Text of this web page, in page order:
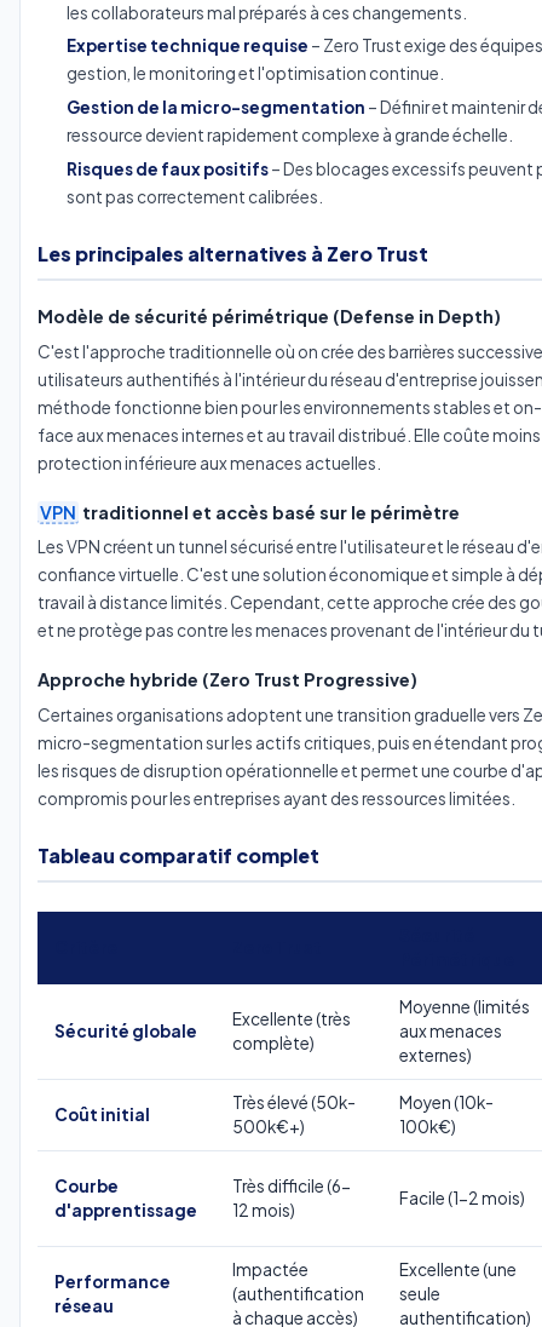
les collaborateurs mal préparés à ces changements.
Expertise technique requise – Zero Trust exige des
gestion, le monitoring et l'optimisation continue.
Gestion de la micro-segmentation – Définir et maintenir
ressource devient rapidement complexe à grande échelle.
Risques de faux positifs– Des blocages excessifs peuvent
sont pas correctement calibrées.
Les principales alternatives à Zero Trust
Modèle de sécurité périmétrique (Defense in Depth)
C'est l'approche traditionnelle où on crée des barrières
utilisateurs authentifiés à l'intérieur du réseau d'entreprise
méthode fonctionne bien pour les environnements stables et
face aux menaces internes et au travail distribué. Elle coûte
protection inférieure aux menaces actuelles.
VPN traditionnel et accès basé sur le périmètre
Les VPN créent un tunnel sécurisé entre l'utilisateur et le réseau
confiance virtuelle. C'est une solution économique et simple à
travail à distance limités. Cependant, cette approche crée des
et ne protège pas contre les menaces provenant de l'intérieur du
Approche hybride (Zero Trust Progressive)
Certaines organisations adoptent une transition graduelle vers
micro-segmentation sur les actifs critiques, puis en étendant
les risques de disruption opérationnelle et permet une courbe
compromis pour les entreprises ayant des ressources limitées.
Tableau comparatif complet
Sécurité globale
Excellente (très
complète)
Moyenne (limités
aux menaces
externes)
Coût initial
Très élevé (50k-
500k€+)
Moyen (10k-
100k€)
Courbe
d'apprentissage
Très difficile (6-
12 mois)
Facile (1-2 mois)
Performance
réseau
Impactée
(authentification
à chaque accès)
Excellente (une
seule
authentification)